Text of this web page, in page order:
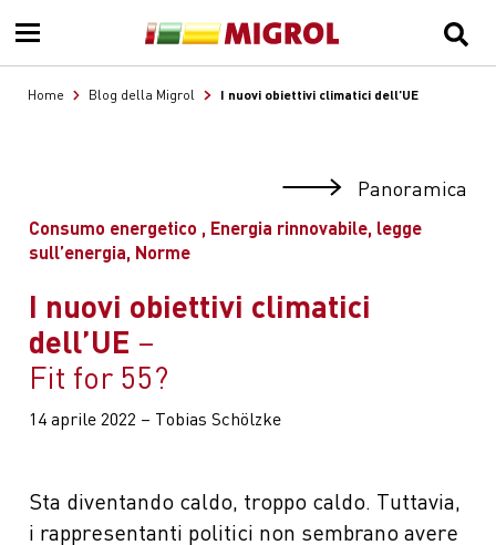
Home Blog della Migrol I nuovi obiettivi climatici dell’UE
Panoramica
Consumo energetico , Energia rinnovabile, legge
sull’energia, Norme
I nuovi obiettivi climatici
dell’UE
Fit for 55?
14 aprile 2022 – Tobias Schölzke
Sta diventando caldo, troppo caldo. Tuttavia,
i rappresentanti politici non sembrano avere